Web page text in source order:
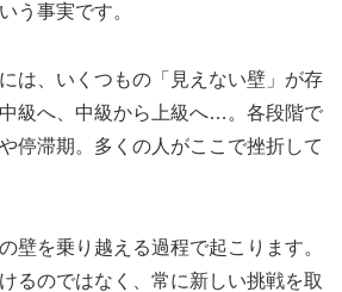
う事実です。
は、いくつもの「見えない壁」が存
級へ、中級から上級へ…。各段階で
停滞期。多くの人がここで挫折して
壁を乗り越える過程で起こります。
るのではなく、常に新しい挑戦を取